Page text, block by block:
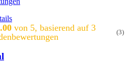
von 5, basierend auf 3
(3)